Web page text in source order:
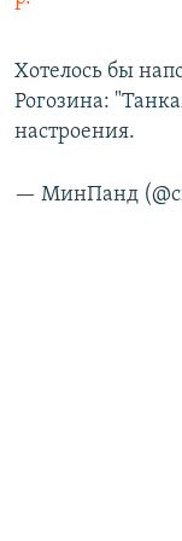
Хотелось бы
Рогозина:
настроения.
— МинПанд